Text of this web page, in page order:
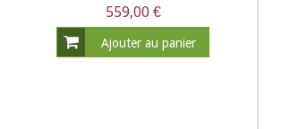
559,00 €
Ajouter au panier